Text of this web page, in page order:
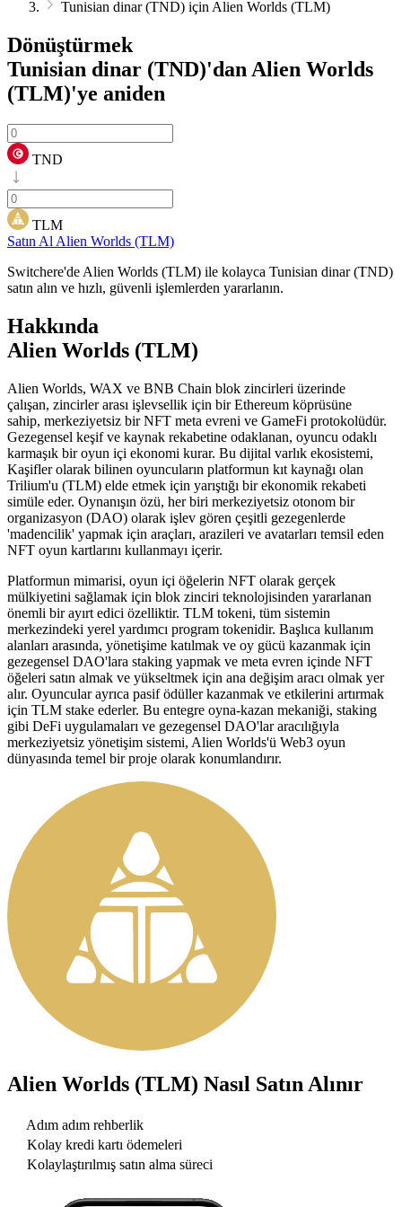
Tunisian dinar (TND) için Alien Worlds (TLM)
Dönüştürmek
Tunisian dinar (TND)'dan Alien Worlds
(TLM)'ye aniden
TND
TLM
Satın Al Alien Worlds (TLM)
Switchere'de Alien Worlds (TLM) ile kolayca Tunisian dinar (TND)
satın alın ve hızlı, güvenli işlemlerden yararlanın.
Hakkında
Alien Worlds (TLM)
Alien Worlds, WAX ve BNB Chain blok zincirleri üzerinde
çalışan, zincirler arası işlevsellik için bir Ethereum köprüsüne
sahip, merkeziyetsiz bir NFT meta evreni ve GameFi protokolüdür.
Gezegensel keşif ve kaynak rekabetine odaklanan, oyuncu odaklı
karmaşık bir oyun içi ekonomi kurar. Bu dijital varlık ekosistemi,
Kaşifler olarak bilinen oyuncuların platformun kıt kaynağı olan
Trilium'u (TLM) elde etmek için yarıştığı bir ekonomik rekabeti
simüle eder. Oynanışın özü, her biri merkeziyetsiz otonom bir
organizasyon (DAO) olarak işlev gören çeşitli gezegenlerde
'madencilik' yapmak için araçları, arazileri ve avatarları temsil eden
NFT oyun kartlarını kullanmayı içerir.
Platformun mimarisi, oyun içi öğelerin NFT olarak gerçek
mülkiyetini sağlamak için blok zinciri teknolojisinden yararlanan
önemli bir ayırt edici özelliktir. TLM tokeni, tüm sistemin
merkezindeki yerel yardımcı program tokenidir. Başlıca kullanım
alanları arasında, yönetişime katılmak ve oy gücü kazanmak için
gezegensel DAO'lara staking yapmak ve meta evren içinde NFT
öğeleri satın almak ve yükseltmek için ana değişim aracı olmak yer
alır. Oyuncular ayrıca pasif ödüller kazanmak ve etkilerini artırmak
için TLM stake ederler. Bu entegre oyna-kazan mekaniği, staking
gibi DeFi uygulamaları ve gezegensel DAO'lar aracılığıyla
merkeziyetsiz yönetişim sistemi, Alien Worlds'ü Web3 oyun
dünyasında temel bir proje olarak konumlandırır.
Alien Worlds (TLM) Nasıl Satın Alınır
Adım adım rehberlik
Kolay kredi kartı ödemeleri
Kolaylaştırılmış satın alma süreci